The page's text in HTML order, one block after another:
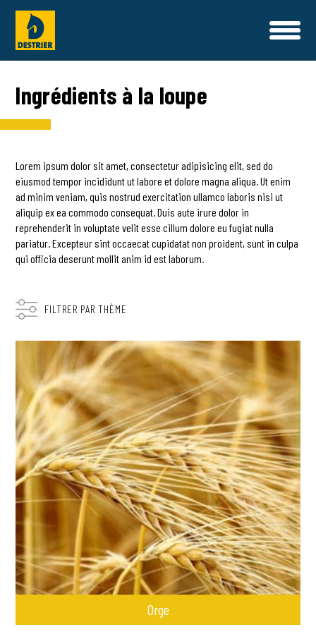
L'UNIVERS DESTRIER
NOTRE HISTOIRE
NOS SAVOIR-FAIRE
NOS AMBASSADEURS
CONSEILS NUTRITION
NOS COMPLEMENTS NUTRITIONNELS & SOINS
COMPOSER MA RATION
NOUS CONTACTER
OÙ TROUVER NOS PRODUITS
FAQ
NOUS CONTACTER
RECHERCHER
OÙ TROUVER NOS PRODUITS
Ingrédients à la loupe
Lorem ipsum dolor sit amet, consectetur adipisicing elit, sed do
eiusmod tempor incididunt ut labore et dolore magna aliqua. Ut enim
ad minim veniam, quis nostrud exercitation ullamco laboris nisi ut
aliquip ex ea commodo consequat. Duis aute irure dolor in
reprehenderit in voluptate velit esse cillum dolore eu fugiat nulla
pariatur. Excepteur sint occaecat cupidatat non proident, sunt in culpa
qui officia deserunt mollit anim id est laborum.
FILTRER PAR THÈME
Orge